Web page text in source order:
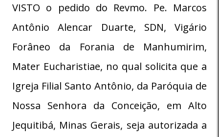
VISTO o pedido do Revmo. Pe. Marcos
Antônio Alencar Duarte, SDN, Vigário
Forâneo da Forania de Manhumirim,
Mater Eucharistiae, no qual solicita que a
Igreja Filial Santo Antônio, da Paróquia de
Nossa Senhora da Conceição, em Alto
Jequitibá, Minas Gerais, seja autorizada a